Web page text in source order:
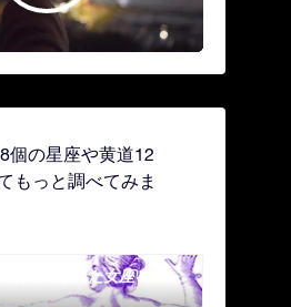
個の星座や黄道12
もっと調べてみま
鎖で縛られた女座